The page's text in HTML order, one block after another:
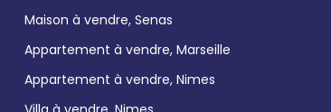
Maison à vendre, Senas
Appartement à vendre, Marseille
Appartement à vendre, Nimes